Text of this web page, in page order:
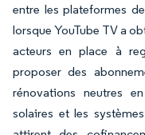
entre les plateformes
lorsque YouTube TV a
acteurs en place à
proposer des
rénovations neutres
solaires et les